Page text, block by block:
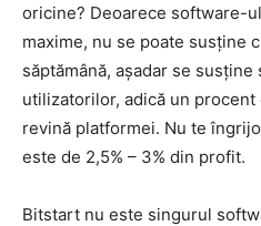
oricine? Deoarece software-
maxime, nu se poate susține
săptămână, așadar se
utilizatorilor, adică un
revină platformei. Nu te
este de 2,5% – 3% din profit.
Bitstart nu este singurul